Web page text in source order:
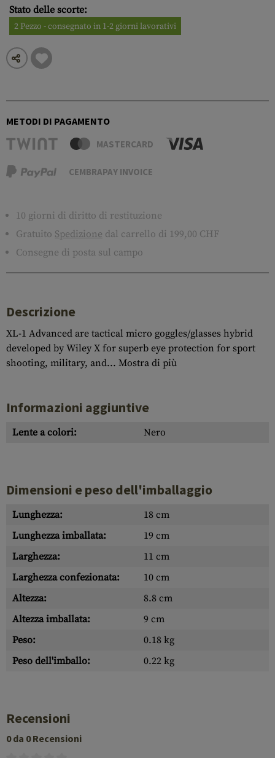
Stato delle scorte:
2 Pezzo - consegnato in 1-2 giorni lavorativi
METODI DI PAGAMENTO
MASTERCARD
CEMBRAPAY INVOICE
10 giorni di diritto di restituzione
Gratuito Spedizione dal carrello di 199,00 CHF
Consegne di posta sul campo
Descrizione
XL-1 Advanced are tactical micro goggles/glasses hybrid
developed by Wiley X for superb eye protection for sport
shooting, military, and... Mostra di più
Informazioni aggiuntive
Lente a colori: Nero
Dimensioni e peso dell'imballaggio
Lunghezza:
18 cm
Lunghezza imballata:
19 cm
Larghezza:
11 cm
Larghezza confezionata:
10 cm
Altezza:
8.8 cm
Altezza imballata:
9 cm
Peso:
0.18 kg
Peso dell'imballo:
0.22 kg
Recensioni
0 da 0 Recensioni